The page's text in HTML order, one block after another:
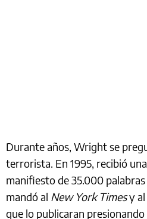
Durante años, Wright se
terrorista. En 1995, recibió
manifiesto de 35.000
mandó al New York Timesy al
que lo publicaran